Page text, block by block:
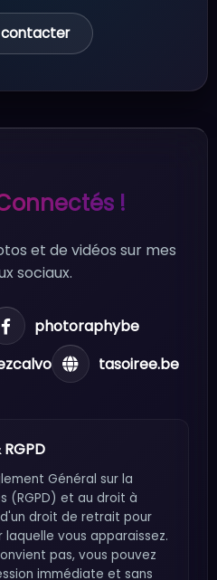
!
et de vidéos sur mes
sociaux.
photoraphybe
tasoiree.be
Général sur la
(RGPD) et au droit à
droit de retrait pour
vous apparaissez.
pas, vous pouvez
immédiate et sans